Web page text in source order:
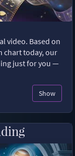
video. Based on
chart today, our
just for you —
Show